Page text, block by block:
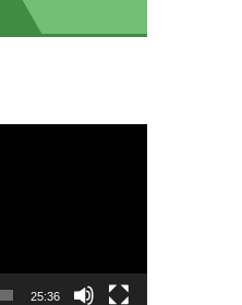
25:36